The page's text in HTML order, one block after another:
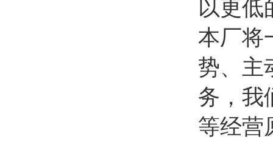
以更低
本厂将
势、主
务，我
等经营